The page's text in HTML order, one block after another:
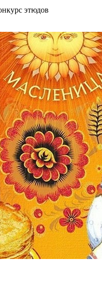
этюдов